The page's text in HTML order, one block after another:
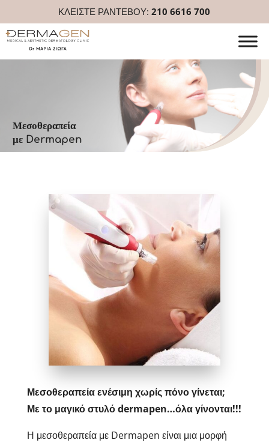
ΚΛΕΙΣΤΕ ΡΑΝΤΕΒΟΥ:210 6616 700
Μεσοθεραπεία
με Dermapen
Μεσοθεραπεία ενέσιμη χωρίς πόνο γίνεται;
Με το μαγικό στυλό dermapen…όλα γίνονται!!!
Η μεσοθεραπεία με Dermapen είναι μια μορφή